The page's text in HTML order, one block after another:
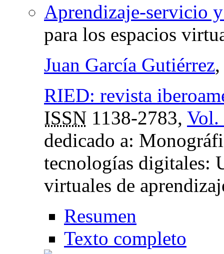
Aprendizaje-servicio
para los espacios
Juan García Gutiérrez
RIED: revista
ISSN 1138-2783, Vol.
dedicado a:
tecnologías digitales:
virtuales de
Resumen
Texto completo